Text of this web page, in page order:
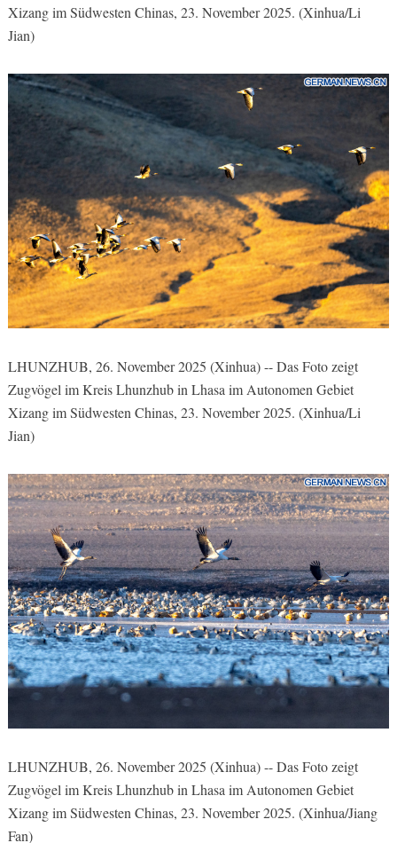
Xizang im Südwesten Chinas, 23. November 2025. (Xinhua/Li
Jian)
LHUNZHUB, 26. November 2025 (Xinhua) -- Das Foto zeigt
Zugvögel im Kreis Lhunzhub in Lhasa im Autonomen Gebiet
Xizang im Südwesten Chinas, 23. November 2025. (Xinhua/Li
Jian)
LHUNZHUB, 26. November 2025 (Xinhua) -- Das Foto zeigt
Zugvögel im Kreis Lhunzhub in Lhasa im Autonomen Gebiet
Xizang im Südwesten Chinas, 23. November 2025. (Xinhua/Jiang
Fan)